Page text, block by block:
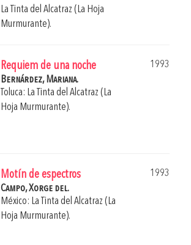
La Tinta del Alcatraz (La Hoja
Murmurante).
Requiem de una noche
1993
Bernárdez, Mariana.
Toluca: La Tinta del Alcatraz (La
Hoja Murmurante).
Motín de espectros
1993
Campo, Xorge del.
México: La Tinta del Alcatraz (La
Hoja Murmurante).